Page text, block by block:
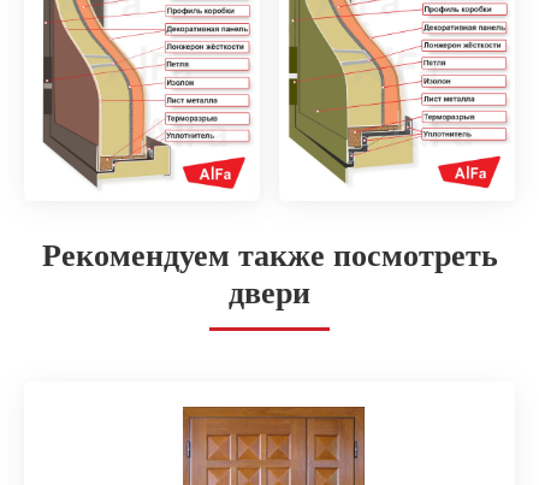
Рекомендуем также посмотреть
двери